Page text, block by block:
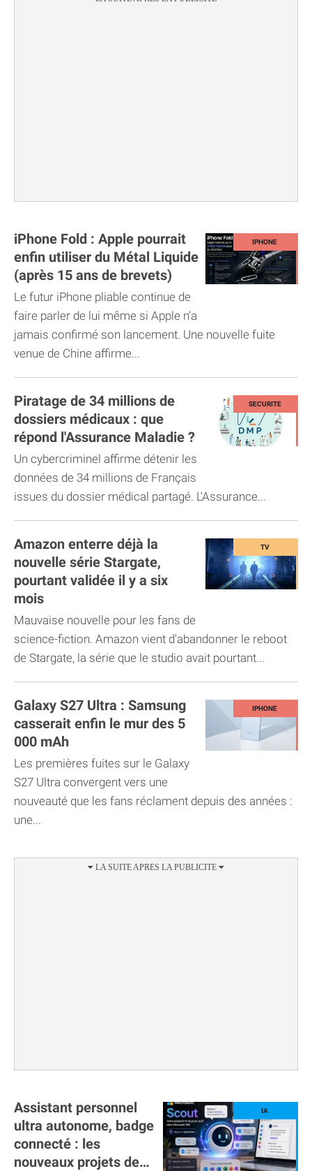
iPhone Fold : Apple pourrait
enfin utiliser du Métal Liquide
(après 15 ans de brevets)
Le futur iPhone pliable continue de
faire parler de lui même si Apple n'a
jamais confirmé son lancement. Une nouvelle fuite
venue de Chine affirme...
Piratage de 34 millions de
dossiers médicaux : que
répond l'Assurance Maladie ?
Un cybercriminel affirme détenir les
données de 34 millions de Français
issues du dossier médical partagé. L'Assurance...
Amazon enterre déjà la
nouvelle série Stargate,
pourtant validée il y a six
mois
Mauvaise nouvelle pour les fans de
science-fiction. Amazon vient d'abandonner le reboot
de Stargate, la série que le studio avait pourtant...
Galaxy S27 Ultra : Samsung
casserait enfin le mur des 5
000 mAh
Les premières fuites sur le Galaxy
S27 Ultra convergent vers une
nouveauté que les fans réclament depuis des années :
une...
Assistant personnel
ultra autonome, badge
connecté : les
nouveaux projets de